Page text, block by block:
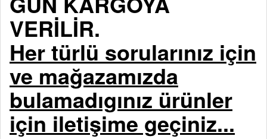
VERİLİR.
Her türlü sorularınız için
ve mağazamızda
bulamadıgınız ürünler
için iletişime geçiniz...